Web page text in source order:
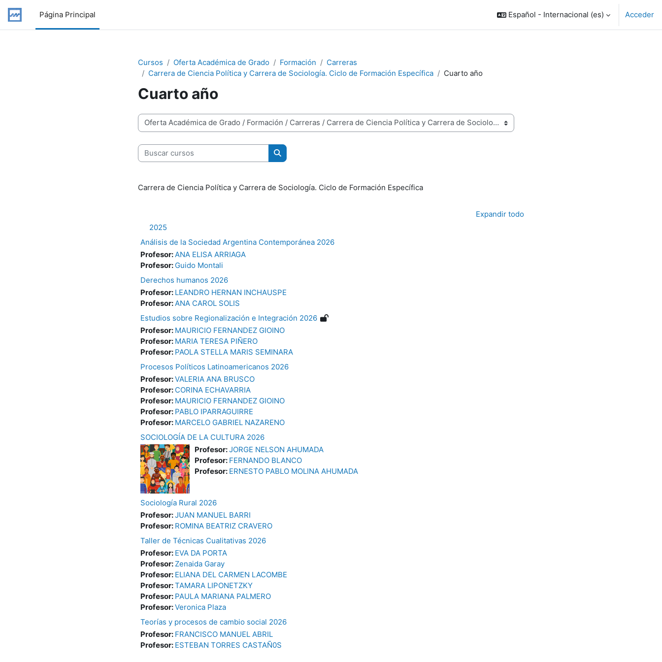
Página Principal
Español - Internacional ‎(es)‎ Acceder
Cursos Oferta Académica de Grado Formación
Carreras
Carrera de Ciencia Política y Carrera de Sociología. Ciclo de Formación Específica
Cuarto año
Cuarto año
Categorías
Buscar cursos
Buscar cursos
Carrera de Ciencia Política y Carrera de Sociología. Ciclo de Formación Específica
Expandir todo
2025
Análisis de la Sociedad Argentina Contemporánea 2026
Profesor:ANA ELISA ARRIAGA
Profesor: Guido Montali
Derechos humanos 2026
Profesor: LEANDRO HERNAN INCHAUSPE
Profesor:ANA CAROL SOLIS
Estudios sobre Regionalización e Integración 2026
Profesor: MAURICIO FERNANDEZ GIOINO
Profesor: MARIA TERESA PIÑERO
Profesor: PAOLA STELLA MARIS SEMINARA
Procesos Políticos Latinoamericanos 2026
Profesor:VALERIA ANA BRUSCO
Profesor: CORINA ECHAVARRIA
Profesor: MAURICIO FERNANDEZ GIOINO
Profesor: PABLO IPARRAGUIRRE
Profesor: MARCELO GABRIEL NAZARENO
SOCIOLOGÍA DE LA CULTURA 2026
Profesor:JORGE NELSON AHUMADA
Profesor: FERNANDO BLANCO
Profesor: ERNESTO PABLO MOLINA AHUMADA
Sociología Rural 2026
Profesor:JUAN MANUEL BARRI
Profesor: ROMINA BEATRIZ CRAVERO
Taller de Técnicas Cualitativas 2026
Profesor: EVA DA PORTA
Profesor:Zenaida Garay
Profesor: ELIANA DEL CARMEN LACOMBE
Profesor:TAMARA LIPONETZKY
Profesor: PAULA MARIANA PALMERO
Profesor:Veronica Plaza
Teorías y procesos de cambio social 2026
Profesor: FRANCISCO MANUEL ABRIL
Profesor: ESTEBAN TORRES CASTAÑ0S